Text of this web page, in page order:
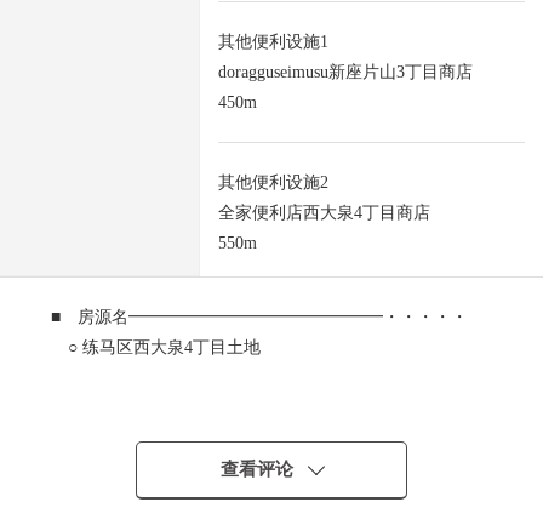
其他便利设施1
doragguseimusu新座片山3丁目商店
450m
其他便利设施2
全家便利店西大泉4丁目商店
550m
■ 房源名━━━━━━━━━━━━━━━・・・・・
○ 练马区西大泉4丁目土地
○ 西武池袋线"大泉学园"车站公共汽车19分
"久保新田"公交站步行6分钟
查看评论